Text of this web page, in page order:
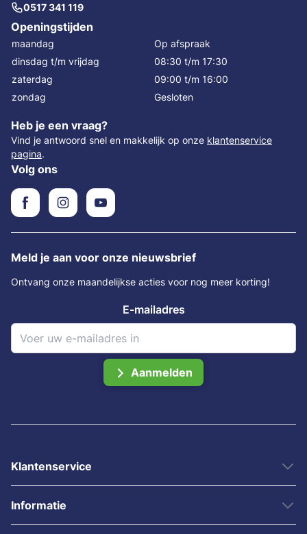
0517 341 119
Openingstijden
maandag
Op afspraak
dinsdag t/m vrijdag
08:30 t/m 17:30
zaterdag
09:00 t/m 16:00
zondag
Gesloten
Heb je een vraag?
Vind je antwoord snel en makkelijk op onze klantenservice
pagina.
Volg ons
Meld je aan voor onze nieuwsbrief
Ontvang onze maandelijkse acties voor nog meer korting!
E-mailadres
Aanmelden
Klantenservice
Informatie